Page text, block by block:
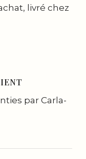
livré chez
par Carla-